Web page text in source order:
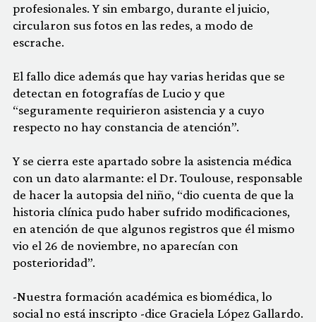
profesionales. Y sin embargo, durante el juicio,
circularon sus fotos en las redes, a modo de
escrache.
El fallo dice además que hay varias heridas que se
detectan en fotografías de Lucio y que
“seguramente requirieron asistencia y a cuyo
respecto no hay constancia de atención”.
Y se cierra este apartado sobre la asistencia médica
con un dato alarmante: el Dr. Toulouse, responsable
de hacer la autopsia del niño, “dio cuenta de que la
historia clínica pudo haber sufrido modificaciones,
en atención de que algunos registros que él mismo
vio el 26 de noviembre, no aparecían con
posterioridad”.
-Nuestra formación académica es biomédica, lo
social no está inscripto -dice Graciela López Gallardo.